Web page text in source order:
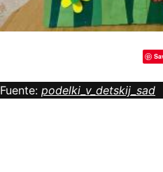
Fuente: podelki_v_detskij_sad